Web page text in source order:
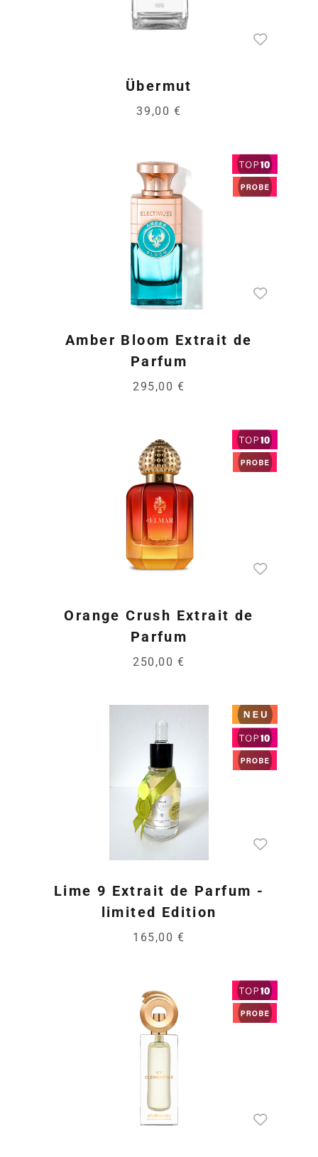
Übermut
39,00 €
Amber Bloom Extrait de
Parfum
295,00 €
Orange Crush Extrait de
Parfum
250,00 €
Lime 9 Extrait de Parfum -
limited Edition
165,00 €